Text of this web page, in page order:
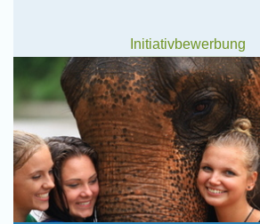
Initiativbewerbung